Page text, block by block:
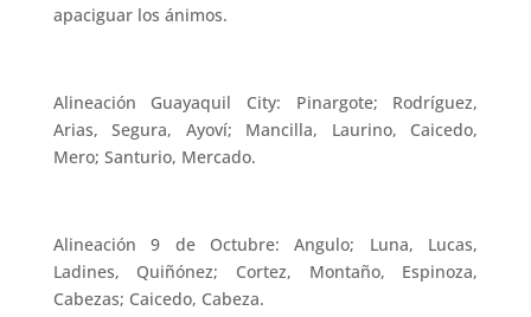
apaciguar los ánimos.
Alineación Guayaquil City: Pinargote; Rodríguez,
Arias, Segura, Ayoví; Mancilla, Laurino, Caicedo,
Mero; Santurio, Mercado.
Alineación 9 de Octubre: Angulo; Luna, Lucas,
Ladines, Quiñónez; Cortez, Montaño, Espinoza,
Cabezas; Caicedo, Cabeza.